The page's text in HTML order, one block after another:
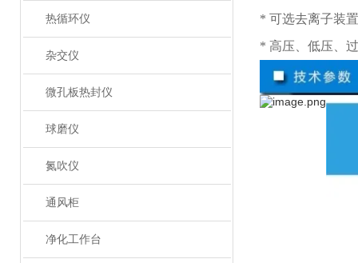
热循环仪
杂交仪
微孔板热封仪
球磨仪
氮吹仪
通风柜
净化工作台
* 可选去离子装
* 高压、低压、